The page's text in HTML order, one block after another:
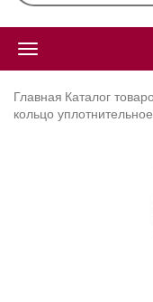
Главная Каталог
кольцо